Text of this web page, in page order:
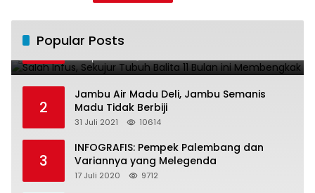
Popular Posts
1
ini Membengkak
28 April 2016 11021
2
Jambu Air Madu Deli, Jambu Semanis
Madu Tidak Berbiji
31 Juli 2021 10614
3
INFOGRAFIS: Pempek Palembang dan
Variannya yang Melegenda
17 Juli 2020 9712